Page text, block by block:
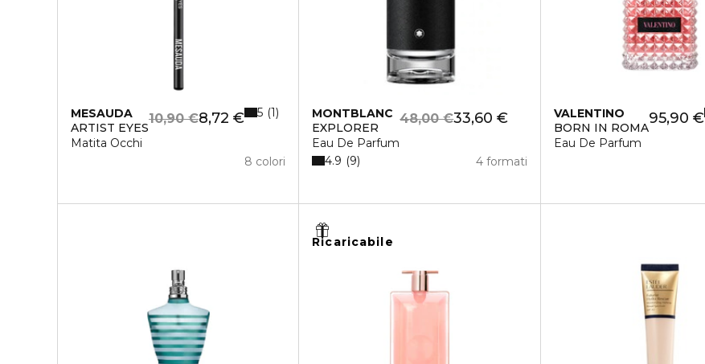
MESAUDA
ARTIST EYES
Matita Occhi
8,72 €
10,90 €
8 colori
5 1
MONTBLANC
EXPLORER
Eau De Parfum
33,60 €
48,00 €
4 formati
4.9 9
VALENTINO
BORN IN ROMA
Eau De Parfum
95,90 €
Ricaricabile